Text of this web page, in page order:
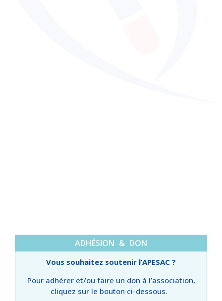
ADHÉSION & DON
Vous souhaitez soutenir l’APESAC ?
Pour adhérer et/ou faire un don à l’association,
cliquez sur le bouton ci-dessous.